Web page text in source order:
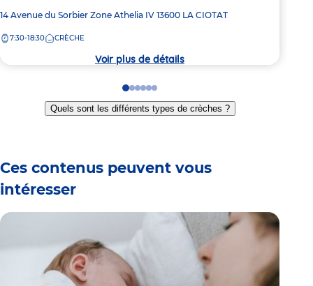
Adresse
la
14 Avenue du Sorbier Zone Athelia IV 13600 LA CIOTAT
7:30-18:30 CRÈCHE
Voir plus de détails
Go
to
slide
Go
to
slide
Go
to
slide
Go
to
slide
Go
to
slide
Go
to
slide
Quels sont les différents types de crèches ?
Ces contenus peuvent vous
intéresser